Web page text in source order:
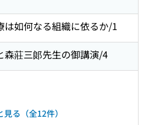
如何なる組織に依るか/1
莊三郞先生の御講演/4
見る（全12件）